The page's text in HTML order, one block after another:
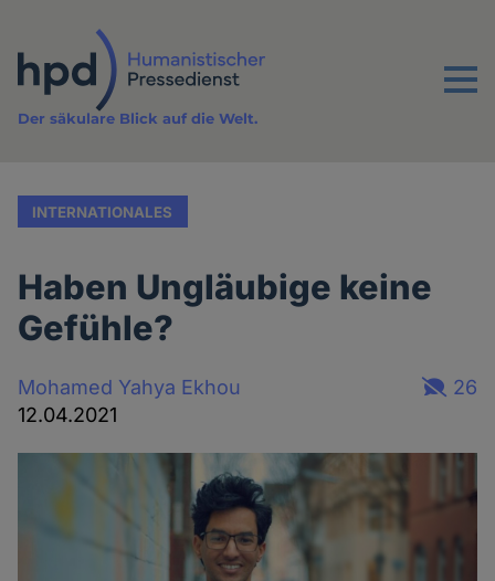
Inhalt
Menu
Der säkulare Blick auf die Welt.
INTERNATIONALES
Haben Ungläubige keine
Gefühle?
Mohamed Yahya Ekhou
12.04.2021
26